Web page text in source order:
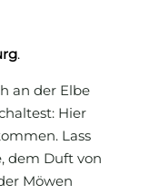
.
an der Elbe
Hier
Lass
dem Duft von
Möwen